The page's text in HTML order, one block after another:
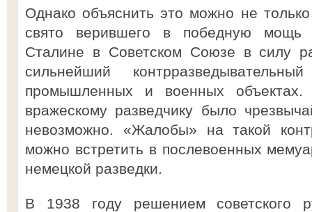
Однако объяснить это можно не
свято верившего в победную мощь
Сталине в Советском Союзе в силу
сильнейший
промышленных и военных объектах.
вражескому разведчику было
невозможно. «Жалобы» на такой
можно встретить в послевоенных
немецкой разведки.
В 1938 году решением советского